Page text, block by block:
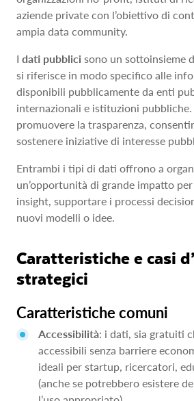
aziende private con l’obiettivo di
ampia data community.
I dati pubblici sono un sottoinsieme
si riferisce in modo specifico alle
disponibili pubblicamente da enti
internazionali e istituzioni
promuovere la trasparenza,
sostenere iniziative di interesse
Entrambi i tipi di dati offrono a
un’opportunità di grande impatto
insight, supportare i processi
nuovi modelli o idee.
Caratteristiche e casi
strategici
Caratteristiche comuni
Accessibilità: i dati, sia gratuiti
accessibili senza barriere
ideali per startup, ricercatori,
(anche se potrebbero esistere